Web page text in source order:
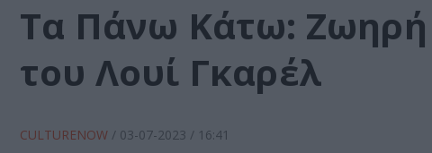
Τα Πάνω Κάτω: Ζωηρή
του Λουί Γκαρέλ
CULTURENOW / 03-07-2023 / 16:41